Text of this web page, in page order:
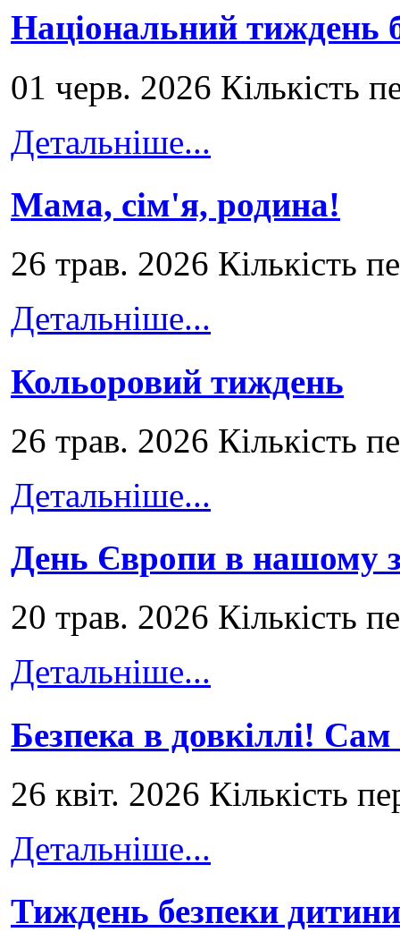
Національний тиждень
01 черв. 2026 Кількість
Детальніше...
Мама, сім'я, родина!
26 трав. 2026 Кількість
Детальніше...
Кольоровий тиждень
26 трав. 2026 Кількість
Детальніше...
День Європи в нашому
20 трав. 2026 Кількість
Детальніше...
Безпека в довкіллі!
26 квіт. 2026 Кількість
Детальніше...
Тиждень безпеки